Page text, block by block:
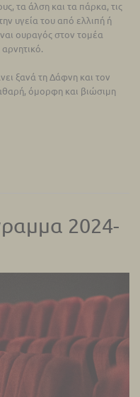
τα άλση και τα πάρκα, τις
υγεία του από ελλιπή ή
ουραγός στον τομέα
ξανά τη Δάφνη και τον
όμορφη και βιώσιμη
2024-